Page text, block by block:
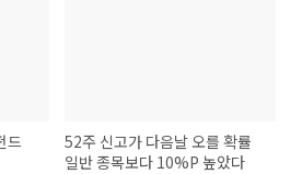
드
52주 신고가 다음날 오를 확률
일반 종목보다 10%P 높았다